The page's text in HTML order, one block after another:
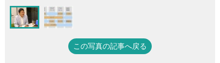
この写真の記事へ戻る